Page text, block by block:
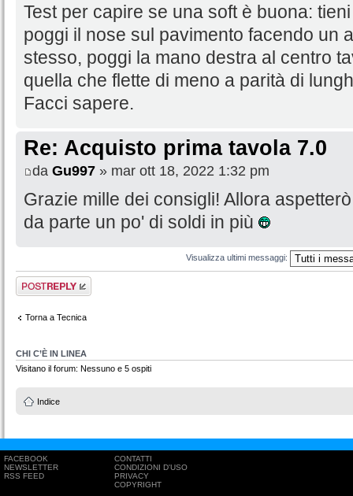
Test per capire se una soft è buona:
poggi il nose sul pavimento facendo un
stesso, poggi la mano destra al centro
quella che flette di meno a parità di
Facci sapere.
Re: Acquisto prima tavola 7.0
da Gu997 » mar ott 18, 2022 1:32 pm
Grazie mille dei consigli! Allora
da parte un po' di soldi in più
Visualizza ultimi messaggi:
Rispondi al
messaggio
Torna a Tecnica
CHI C’È IN LINEA
Visitano il forum: Nessuno e 5 ospiti
Indice
FACEBOOK
NEWSLETTER
RSS FEED
CONTATTI
CONDIZIONI D'USO
PRIVACY
COPYRIGHT